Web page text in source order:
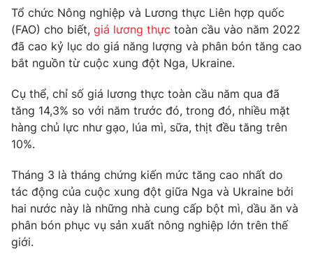
Câu chuyện quốc tế
Thị trường
Góc doanh nghiệp
Dữ liệu và đời sống
Truyền hình
Hậu trường
Nhân vật
Giải sao mai
Giải trí
Điện ảnh
Âm nhạc
Sao
Đời sống
Làm đẹp
Chất lượng cuộc sống
Giáo dục
Tuyển sinh
Học trực tuyến
Công nghệ
Hitech Công nghệ tương lai
Giao lưu trực tuyến
Tổ chức Nông nghiệp và Lương thực Liên hợp quốc
(FAO) cho biết, giá lương thực toàn cầu vào năm 2022
đã cao kỷ lục do giá năng lượng và phân bón tăng cao
bắt nguồn từ cuộc xung đột Nga, Ukraine.
Cụ thể, chỉ số giá lương thực toàn cầu năm qua đã
tăng 14,3% so với năm trước đó, trong đó, nhiều mặt
hàng chủ lực như gạo, lúa mì, sữa, thịt đều tăng trên
10%.
Tháng 3 là tháng chứng kiến mức tăng cao nhất do
tác động của cuộc xung đột giữa Nga và Ukraine bởi
hai nước này là những nhà cung cấp bột mì, dầu ăn và
phân bón phục vụ sản xuất nông nghiệp lớn trên thế
giới.